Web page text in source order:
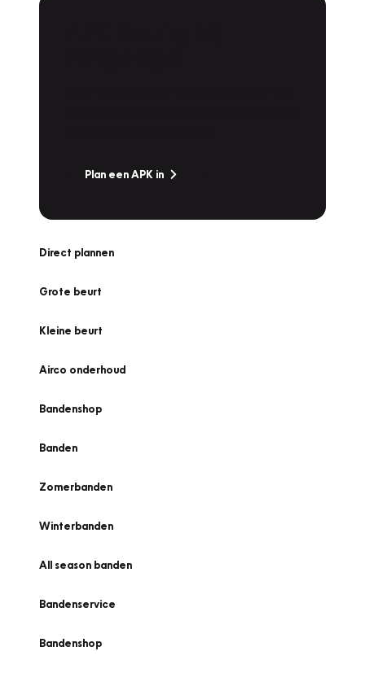
Plan een APK in
Direct plannen
Grote beurt
Kleine beurt
Airco onderhoud
Bandenshop
Banden
Zomerbanden
Winterbanden
All season banden
Bandenservice
Bandenshop